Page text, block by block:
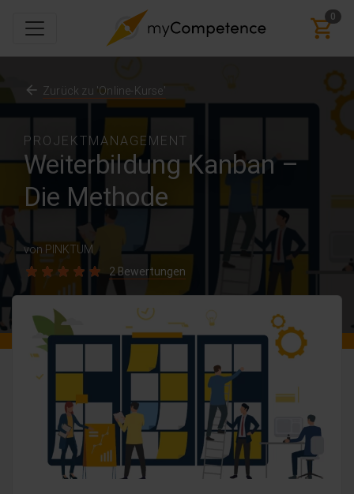
0
PROJEKTMANAGEMENT
Weiterbildung Kanban –
Die Methode
von PINKTUM
2 Bewertungen
Zurück zu 'Online-Kurse'